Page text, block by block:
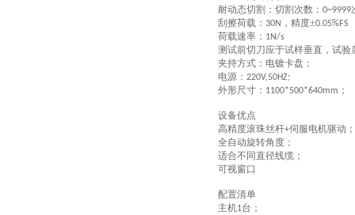
耐动态切割：切割次数： 0~9999
刮擦荷载： 30N ，精度±0.05% FS
荷载速率： 1N/s
测试前切刀应于试样垂直，试验
夹持方式：电镀卡盘；
电源： 220V,50HZ;
外形尺寸： 1100*500*640mm ；
设备优点
高精度滚珠丝杆+伺服电机驱动；
全自动旋转角度；
适合不同直径线缆；
可视窗口
配置清单
主机1台；